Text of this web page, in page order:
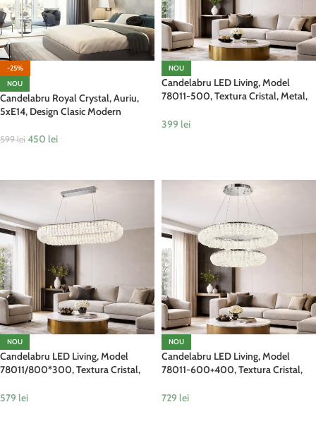
-25%
NOU
Candelabru Royal Crystal, Auriu,
5xE14, Design Clasic Modern
599lei 450 lei
NOU
Candelabru LED Living, Model
78011-500, Textura Cristal, Metal,
399 lei
NOU
Candelabru LED Living, Model
78011/800*300, Textura Cristal,
579 lei
NOU
Candelabru LED Living, Model
78011-600+400, Textura Cristal,
729 lei